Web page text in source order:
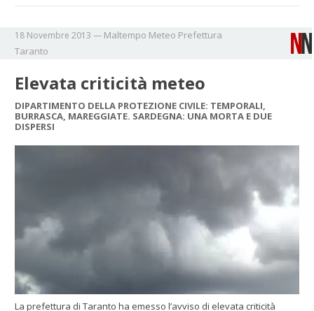
18 Novembre 2013 — Maltempo Meteo Prefettura
Taranto
Elevata criticità meteo
DIPARTIMENTO DELLA PROTEZIONE CIVILE: TEMPORALI,
BURRASCA, MAREGGIATE. SARDEGNA: UNA MORTA E DUE
DISPERSI
La prefettura di Taranto ha emesso l’avviso di elevata criticità